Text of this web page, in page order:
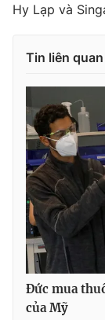
Theo dõi báo
Cơ quan chủ
Cơ quan báo chí:
Giấy phép hoạt
cấp ngày 29/12/
Tổng Biên tập:
Phó Tổng Biên
Nguyễn Trọng
Tổng đài VTV:
Hy Lạp và
Tin liên quan
Đức mua
của Mỹ